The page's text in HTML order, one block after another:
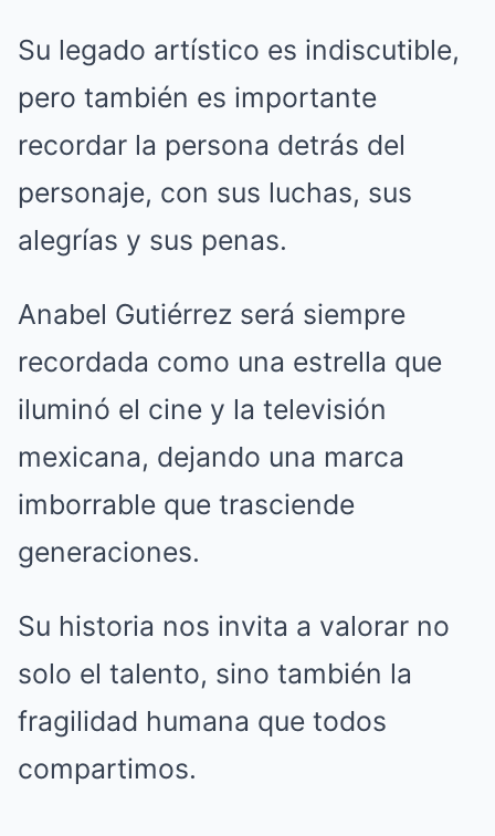
Su legado artístico es indiscutible,
pero también es importante
recordar la persona detrás del
personaje, con sus luchas, sus
alegrías y sus penas.
Anabel Gutiérrez será siempre
recordada como una estrella que
iluminó el cine y la televisión
mexicana, dejando una marca
imborrable que trasciende
generaciones.
Su historia nos invita a valorar no
solo el talento, sino también la
fragilidad humana que todos
compartimos.